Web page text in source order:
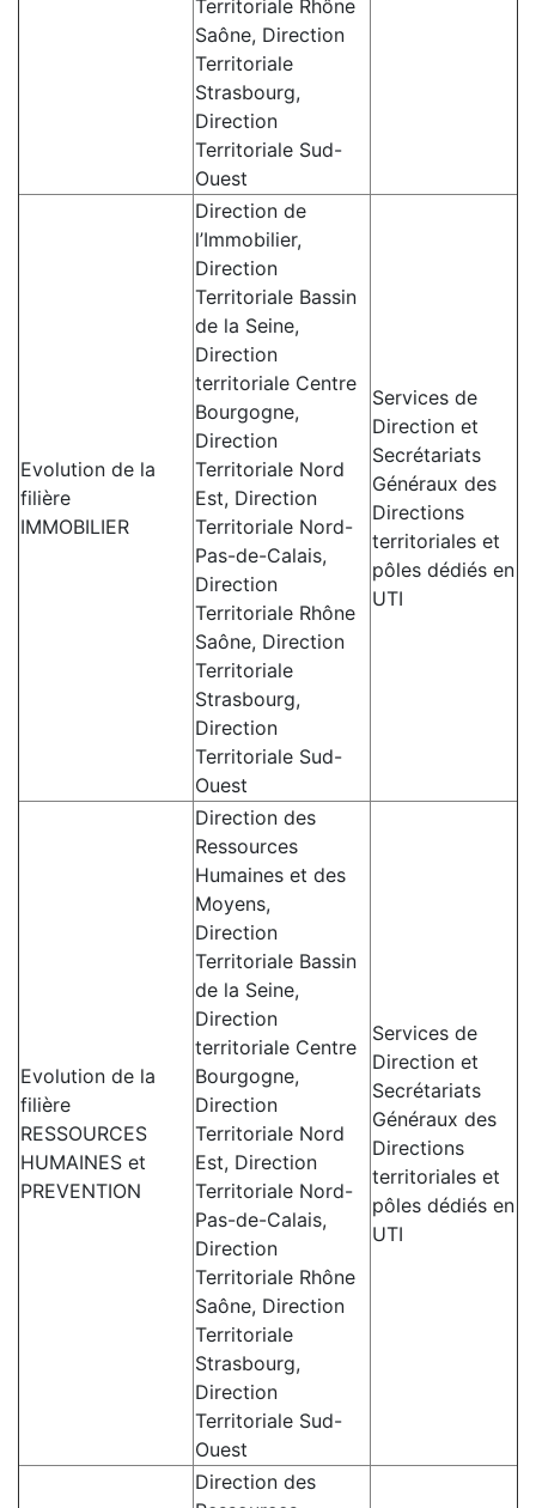
Territoriale Rhône
Saône, Direction
Territoriale
Strasbourg,
Direction
Territoriale Sud-
Ouest
Evolution de la
filière
IMMOBILIER
Direction de
l’Immobilier,
Direction
Territoriale Bassin
de la Seine,
Direction
territoriale Centre
Bourgogne,
Direction
Territoriale Nord
Est, Direction
Territoriale Nord-
Pas-de-Calais,
Direction
Territoriale Rhône
Saône, Direction
Territoriale
Strasbourg,
Direction
Territoriale Sud-
Ouest
Services de
Direction et
Secrétariats
Généraux des
Directions
territoriales et
pôles dédiés en
UTI
Evolution de la
filière
RESSOURCES
HUMAINES et
PREVENTION
Direction des
Ressources
Humaines et des
Moyens,
Direction
Territoriale Bassin
de la Seine,
Direction
territoriale Centre
Bourgogne,
Direction
Territoriale Nord
Est, Direction
Territoriale Nord-
Pas-de-Calais,
Direction
Territoriale Rhône
Saône, Direction
Territoriale
Strasbourg,
Direction
Territoriale Sud-
Ouest
Services de
Direction et
Secrétariats
Généraux des
Directions
territoriales et
pôles dédiés en
UTI
Direction des